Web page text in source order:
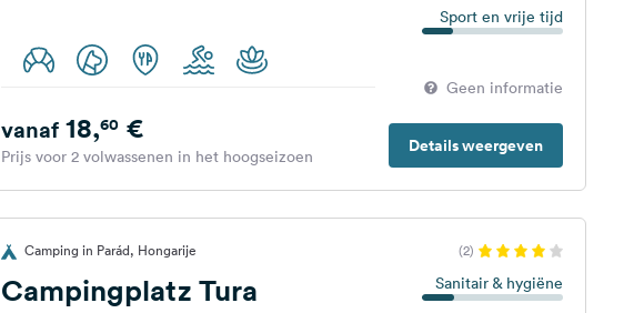
Sport en vrije tijd
Geen informatie
Details weergeven
vanaf18,60€
Prijs voor 2 volwassenen in het hoogseizoen
Camping in Parád, Hongarije (2)
Campingplatz Tura Sanitair & hygiëne